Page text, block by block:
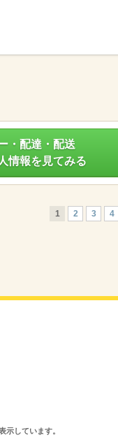
・配達・配送
情報を見てみる
1 2 3 4
示しています。